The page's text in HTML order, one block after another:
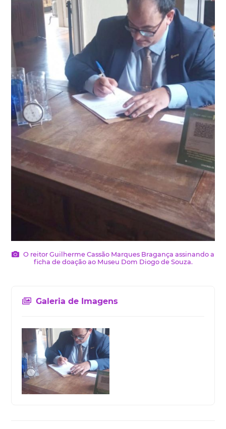
O reitor Guilherme Cassão Marques Bragança assinando a
ficha de doação ao Museu Dom Diogo de Souza.
Galeria de Imagens